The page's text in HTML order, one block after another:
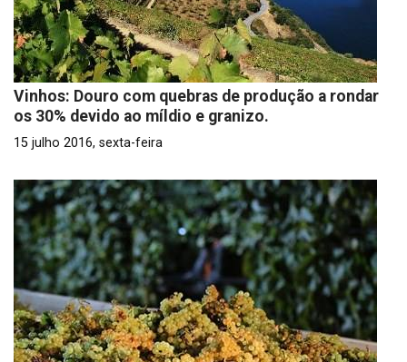
Vinhos: Douro com quebras de produção a rondar
os 30% devido ao míldio e granizo.
15 julho 2016, sexta-feira